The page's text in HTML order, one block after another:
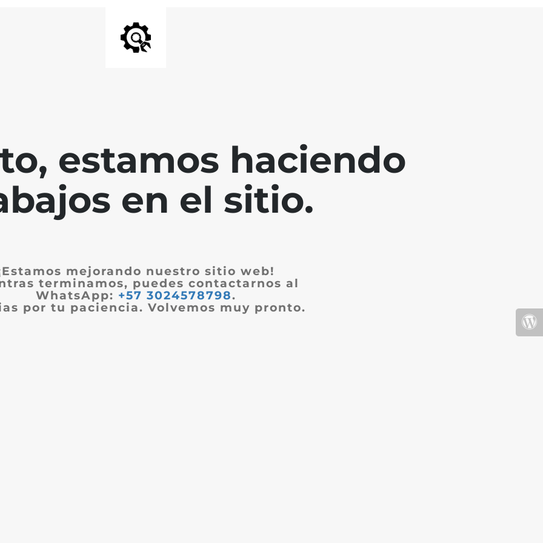
estamos haciendo
en el sitio.
mejorando nuestro sitio web!
terminamos, puedes contactarnos al
WhatsApp: +57 3024578798.
por tu paciencia. Volvemos muy pronto.